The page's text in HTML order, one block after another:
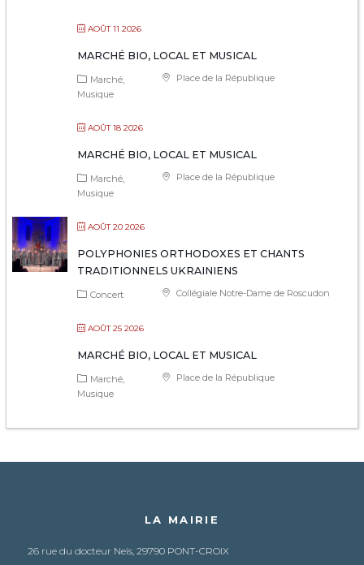
AOÛT 11 2026
MARCHÉ BIO, LOCAL ET MUSICAL
Place de la République
Marché
Musique
AOÛT 18 2026
MARCHÉ BIO, LOCAL ET MUSICAL
Place de la République
Marché
Musique
AOÛT 20 2026
POLYPHONIES ORTHODOXES ET CHANTS
TRADITIONNELS UKRAINIENS
Collégiale Notre-Dame de Roscudon
Concert
AOÛT 25 2026
MARCHÉ BIO, LOCAL ET MUSICAL
Place de la République
Marché
Musique
LA MAIRIE
26 rue du docteur Neïs, 29790 PONT-CROIX